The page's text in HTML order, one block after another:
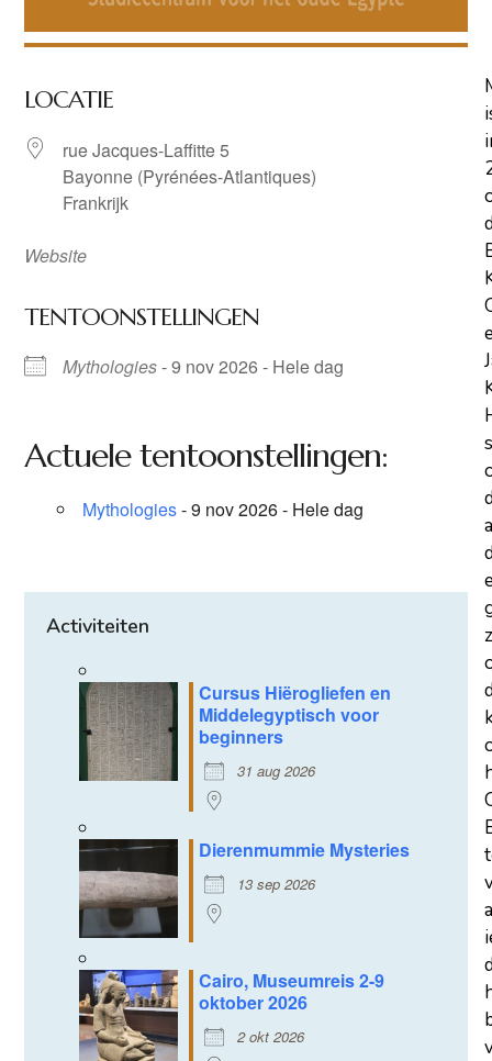
LOCATIE
rue Jacques-Laffitte 5
Bayonne (Pyrénées-Atlantiques)
Frankrijk
Website
TENTOONSTELLINGEN
Mythologies- 9 nov 2026 - Hele dag
Actuele tentoonstellingen:
Mythologies- 9 nov 2026 - Hele dag
Activiteiten
Cursus Hiërogliefen en
Middelegyptisch voor
beginners
31 aug 2026
Dierenmummie Mysteries
13 sep 2026
Cairo, Museumreis 2-9
oktober 2026
2 okt 2026